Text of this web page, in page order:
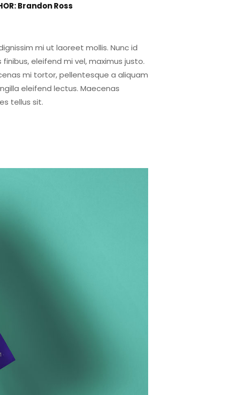
Brandon Ross
mi ut laoreet mollis. Nunc id
finibus, eleifend mi vel, maximus justo.
mi tortor, pellentesque a aliquam
eleifend lectus. Maecenas
tellus sit.